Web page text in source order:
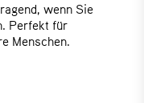
wenn Sie
Perfekt für
Menschen.